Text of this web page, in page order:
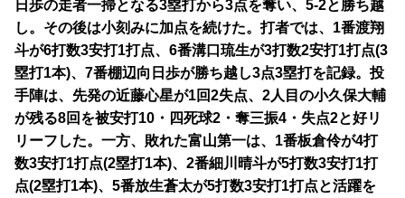
日歩の走者一掃となる3塁打から3点を奪い、5-2と勝ち越
し。その後は小刻みに加点を続けた。打者では、1番渡翔
斗が6打数3安打1打点、6番溝口琉生が3打数2安打1打点(3
塁打1本)、7番棚辺向日歩が勝ち越し3点3塁打を記録。投
手陣は、先発の近藤心星が1回2失点、2人目の小久保大輔
が残る8回を被安打10・四死球2・奪三振4・失点2と好リ
リーフした。一方、敗れた富山第一は、1番板倉伶が4打
数3安打1打点(2塁打1本)、2番細川晴斗が5打数3安打1打
点(2塁打1本)、5番放生蒼太が5打数3安打1打点と活躍を